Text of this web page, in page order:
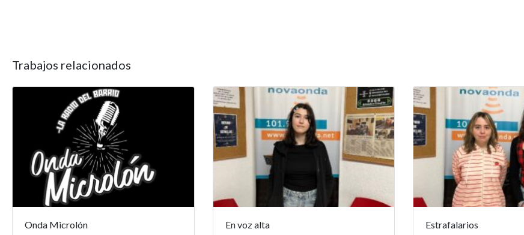
Trabajos relacionados
Onda Microlón En voz alta Estrafalarios